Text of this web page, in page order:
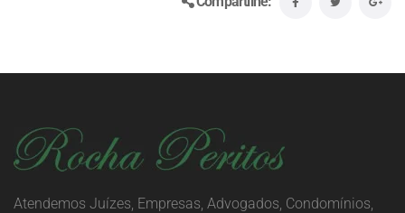
Atendemos Juízes, Empresas, Advogados, Condomínios,